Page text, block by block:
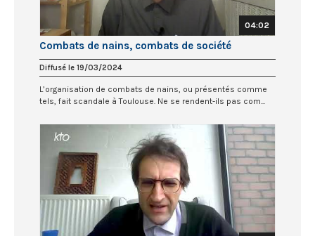
04:02
Combats de nains, combats de société
Diffusé le 19/03/2024
L’organisation de combats de nains, ou présentés comme
tels, fait scandale à Toulouse. Ne se rendent-ils pas com...